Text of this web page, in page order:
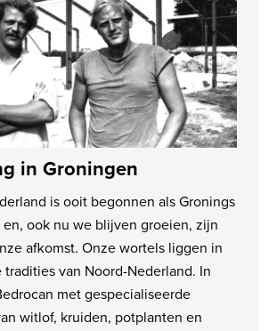
in Groningen
is ooit begonnen als Gronings
ook nu we blijven groeien, zijn
afkomst. Onze wortels liggen in
tradities van Noord-Nederland. In
met gespecialiseerde
witlof, kruiden, potplanten en